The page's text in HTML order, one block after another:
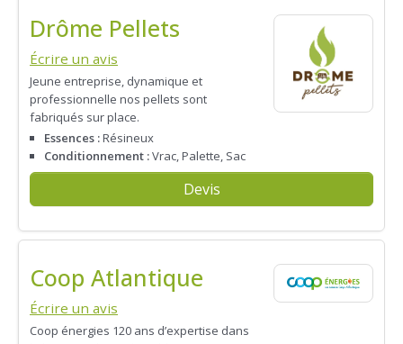
Drôme Pellets
Écrire un avis
Jeune entreprise, dynamique et
professionnelle nos pellets sont
fabriqués sur place.
Essences :Résineux
Conditionnement :Vrac, Palette, Sac
Devis
Coop Atlantique
Écrire un avis
Coop énergies 120 ans d’expertise dans